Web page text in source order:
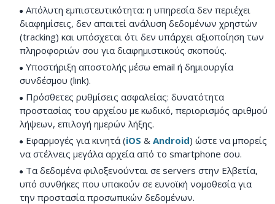
Απόλυτη εμπιστευτικότητα: η υπηρεσία δεν περιέχει
διαφημίσεις, δεν απαιτεί ανάλυση δεδομένων χρηστών
(tracking) και υπόσχεται ότι δεν υπάρχει αξιοποίηση των
πληροφοριών σου για διαφημιστικούς σκοπούς.
Υποστήριξη αποστολής μέσω email ή δημιουργία
συνδέσμου (link).
Πρόσθετες ρυθμίσεις ασφαλείας: δυνατότητα
προστασίας του αρχείου με κωδικό, περιορισμός αριθμού
λήψεων, επιλογή ημερών λήξης.
Εφαρμογές για κινητά (iOS & Android) ώστε να μπορείς
να στέλνεις μεγάλα αρχεία από το smartphone σου.
Τα δεδομένα φιλοξενούνται σε servers στην Ελβετία,
υπό συνθήκες που υπακούν σε ευνοϊκή νομοθεσία για
την προστασία προσωπικών δεδομένων.